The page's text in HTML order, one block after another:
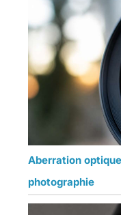
Aberration
photographie